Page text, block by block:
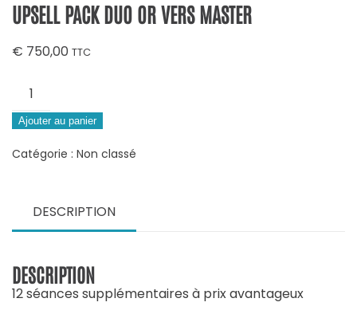
UPSELL PACK DUO OR VERS MASTER
€ 750,00 TTC
quantité
Upsell
Duo
Master
Ajouter au panier
Catégorie : Non classé
DESCRIPTION
DESCRIPTION
12 séances supplémentaires à prix avantageux